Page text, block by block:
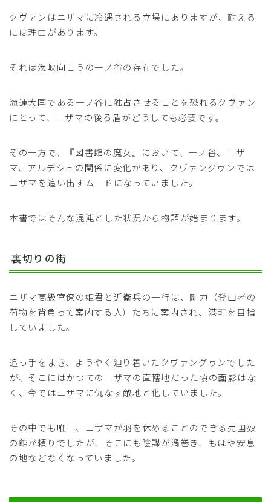
クヴァンはニザマに冷遇される立場にありますが、耐える
には理由があります。
それは海峡向こうの一ノ谷の存在でした。
海運大国である一ノ谷に独占させることを恐れるクヴァン
にとって、ニザマの後ろ盾がどうしても必要です。
その一方で、『図書館の魔女』において、一ノ谷、ニザ
マ、アルデシュの関係に変化があり、クヴァングヮンでは
ニザマを追い出すムードになっていました。
本書ではそんな混沌とした状況から物語が始まります。
裏切りの街
ニザマ高級官僚の姫君と近衛兵の一行は、剛力（登山者の
荷物を背負って案内する人）たちに案内され、港町を目指
していました。
追っ手をまき、ようやく辿り着いたクヴァングヮンでした
が、そこにはかつてのニザマの直轄地だった頃の面影はな
く、今ではニザマに仇なす敵地と化していました。
その中でも唯一、ニザマが羽を休めることのできる売国奴
の館が頼りでしたが、そこにも陰謀が渦巻き、もはや安息
の地などなくなっていました。